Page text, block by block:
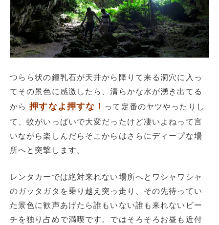
つらら状の鍾乳石が天井から降りて来る洞穴に入っ
てその景色に感激したら、清らかな水が湧き出てる
から 押すなよ押すな！ って定番のヤツやったりし
て、蚊がいっぱいで大変だったけど凄いよねって言
いながら楽しんだらそこからはさらにディープな場
所へと突撃します。
レンタカーでは絶対来れない場所へとワシャワシャ
のガッタガタを乗り越え突っ走り、その先待ってい
た景色に歓声あげたら誰もいない誰も来れないビー
チを独り占めで満喫です。ではそろそろお昼も近付